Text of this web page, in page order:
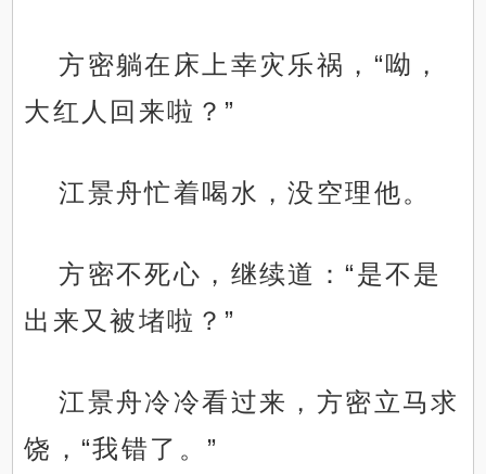
方密躺在床上幸灾乐祸，“呦，
大红人回来啦？”
江景舟忙着喝水，没空理他。
方密不死心，继续道：“是不是
出来又被堵啦？”
江景舟冷冷看过来，方密立马求
饶，“我错了。”